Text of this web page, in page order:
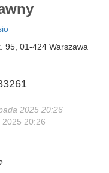
95, 01-424 Warszawa
2025 20:26
20:26